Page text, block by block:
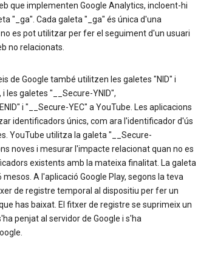
que implementen Google Analytics, incloent-hi
"_ga". Cada galeta "_ga" és única d'una
es pot utilitzar per fer el seguiment d'un usuari
no relacionats.
de Google també utilitzen les galetes "NID" i
i les galetes "__Secure-YNID",
i "__Secure-YEC" a YouTube. Les aplicacions
identificadors únics, com ara l'identificador d'ús
YouTube utilitza la galeta "__Secure-
noves i mesurar l'impacte relacionat quan no es
existents amb la mateixa finalitat. La galeta
mesos. A l'aplicació Google Play, segons la teva
de registre temporal al dispositiu per fer un
has baixat. El fitxer de registre se suprimeix un
penjat al servidor de Google i s'ha